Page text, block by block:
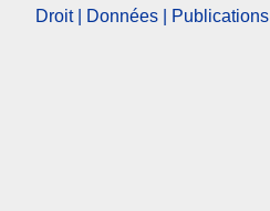
Droit | Données | Publications